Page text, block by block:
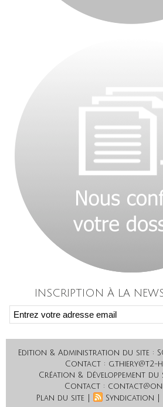
INSCRIPTION À LA
Edition & Administration du site :
Contact : g.thiery@t2-
Création & Développement du
Contact :
Plan du site
Syndication